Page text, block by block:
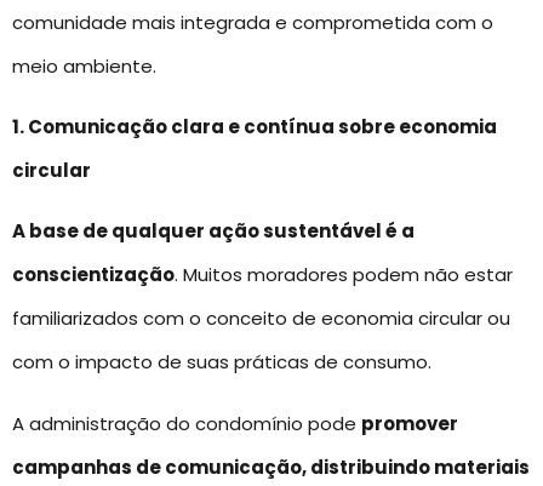
comunidade mais integrada e comprometida com o
meio ambiente.
1. Comunicação clara e contínua sobre economia
circular
A base de qualquer ação sustentável é a
conscientização. Muitos moradores podem não estar
familiarizados com o conceito de economia circular ou
com o impacto de suas práticas de consumo.
A administração do condomínio pode promover
campanhas de comunicação, distribuindo materiais